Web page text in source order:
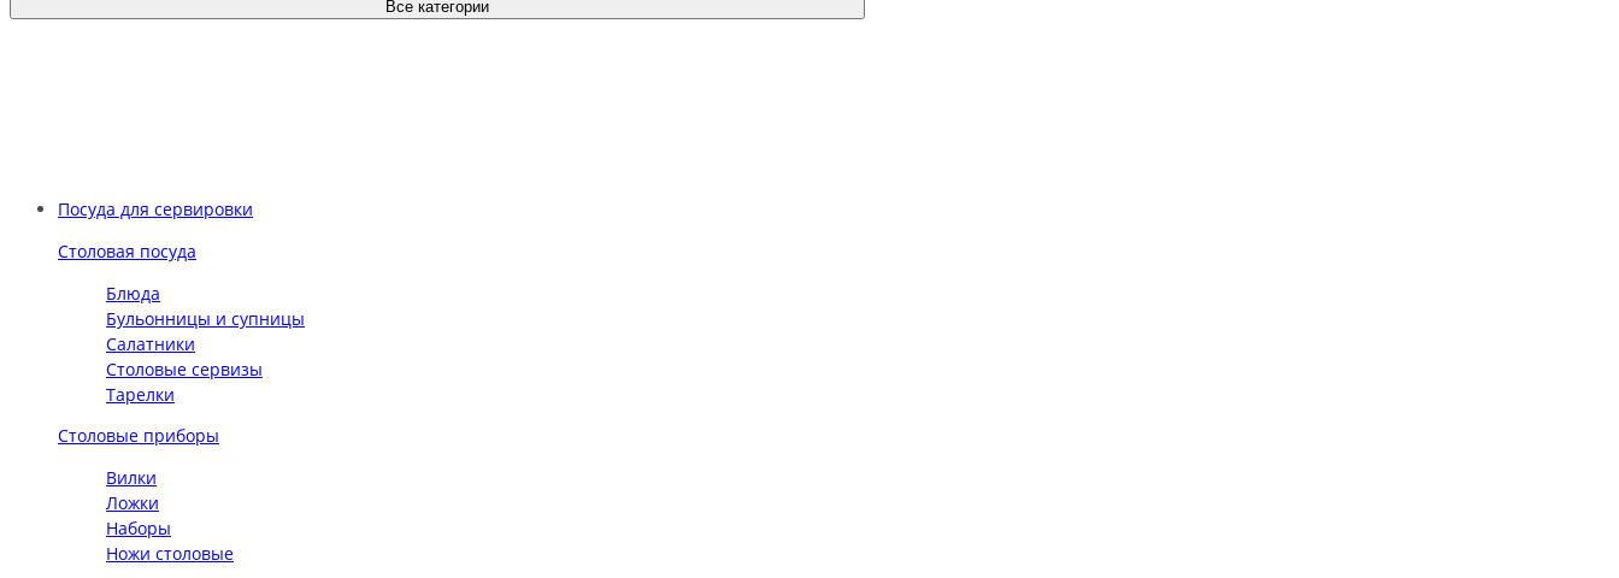
Все категории
Посуда для сервировки
Столовая посуда
Блюда
Бульонницы и супницы
Салатники
Столовые сервизы
Тарелки
Столовые приборы
Вилки
Ложки
Наборы
Ножи столовые